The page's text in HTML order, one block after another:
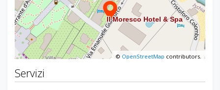
© OpenStreetMap contributors.
Servizi